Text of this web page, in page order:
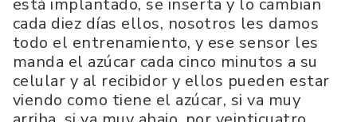
está implantado, se inserta y lo cambian
cada diez días ellos, nosotros les damos
todo el entrenamiento, y ese sensor les
manda el azúcar cada cinco minutos a su
celular y al recibidor y ellos pueden estar
viendo como tiene el azúcar, si va muy